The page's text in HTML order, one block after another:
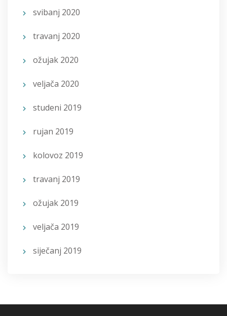
svibanj 2020
travanj 2020
ožujak 2020
veljača 2020
studeni 2019
rujan 2019
kolovoz 2019
travanj 2019
ožujak 2019
veljača 2019
siječanj 2019